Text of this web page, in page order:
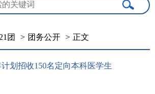
21团 > 团务公开 > 正文
划招收150名定向本科医学生